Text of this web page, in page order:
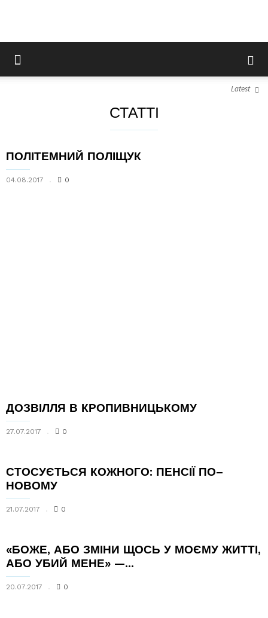
Latest
СТАТТІ
ПОЛІТЕМНИЙ ПОЛІЩУК
04.08.2017 0
ДОЗВІЛЛЯ В КРОПИВНИЦЬКОМУ
27.07.2017 0
СТОСУЄТЬСЯ КОЖНОГО: ПЕНСІЇ ПО–
НОВОМУ
21.07.2017 0
«БОЖЕ, АБО ЗМІНИ ЩОСЬ У МОЄМУ ЖИТТІ,
АБО УБИЙ МЕНЕ» —...
20.07.2017 0